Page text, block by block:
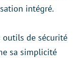
intégré.
outils de sécurité
sa simplicité